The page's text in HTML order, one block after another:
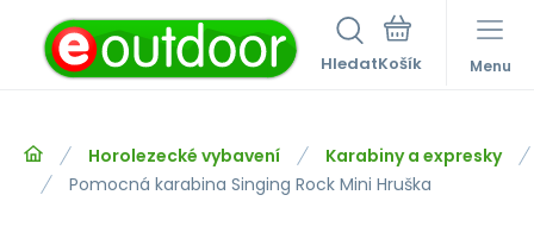
Hledat Menu
Horolezecké vybavení
Karabiny a expresky
Pomocná karabina Singing Rock Mini Hruška